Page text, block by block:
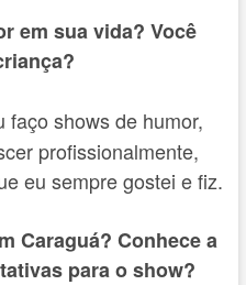
em sua vida? Você
faço shows de humor,
profissionalmente,
eu sempre gostei e fiz.
Caraguá? Conhece a
para o show?